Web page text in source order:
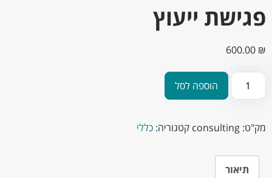
פגישת ייעוץ
600.00 ₪
הוספה לסל
מק"ט: consulting קטגוריה: כללי
תיאור